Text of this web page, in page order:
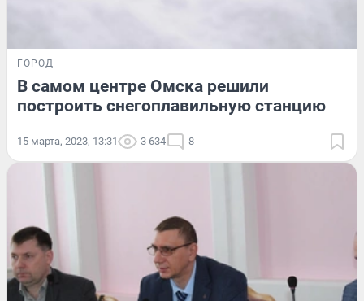
ГОРОД
В самом центре Омска решили
построить снегоплавильную станцию
15 марта, 2023, 13:31 3 634 8